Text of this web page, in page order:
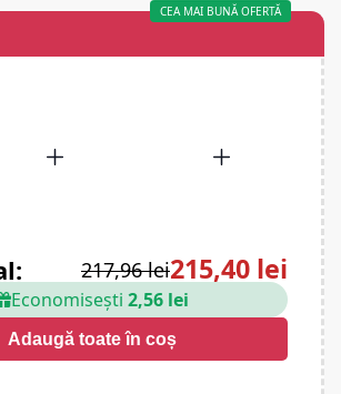
CEA MAI BUNĂ OFERTĂ
217,96 lei215,40 lei
Economisești 2,56 lei
Adaugă toate în coș